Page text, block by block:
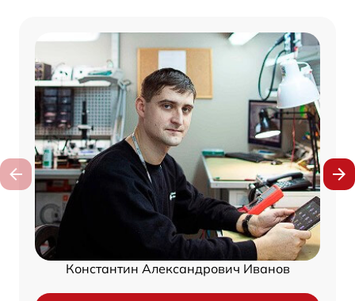
Константин Александрович Иванов